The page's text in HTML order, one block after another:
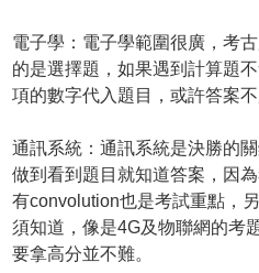
電子學：電子學範圍很廣，考
的是選擇題，如果遇到計算題
項的數字代入題目，或許答案不
通訊系統：通訊系統是決勝的
做到看到題目就知道答案，因
有convolution也是考試重點，
須知道，像是4G及物聯網的考
要拿高分並不難。